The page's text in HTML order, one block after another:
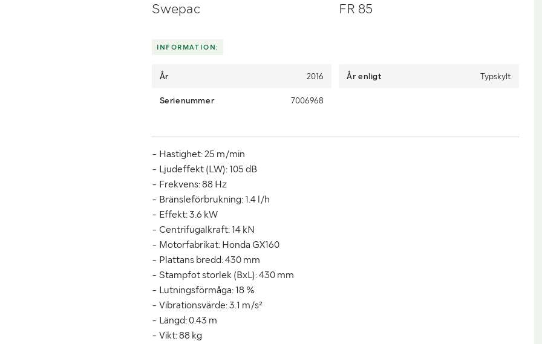
Swepac FR 85
INFORMATION:
År 2016 År enligt Typskylt
Serienummer 7006968
- Hastighet: 25 m/min
- Ljudeffekt (LW): 105 dB
- Frekvens: 88 Hz
- Bränsleförbrukning: 1.4 l/h
- Effekt: 3.6 kW
- Centrifugalkraft: 14 kN
- Motorfabrikat: Honda GX160
- Plattans bredd: 430 mm
- Stampfot storlek (BxL): 430 mm
- Lutningsförmåga: 18 %
- Vibrationsvärde: 3.1 m/s²
- Längd: 0.43 m
- Vikt: 88 kg